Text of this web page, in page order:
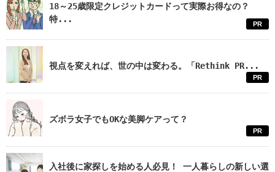
18～25歳限定クレジットカードって実際お得なの？
特...
PR
視点を変えれば、世の中は変わる。「Rethink PR...
PR
ズボラ女子でもOKな美脚ケアって？
PR
入社後に家探しを始める人必見！ 一人暮らしの新しい選